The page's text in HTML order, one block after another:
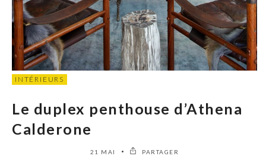
INTÉRIEURS
Le duplex penthouse d’Athena
Calderone
21 MAI PARTAGER